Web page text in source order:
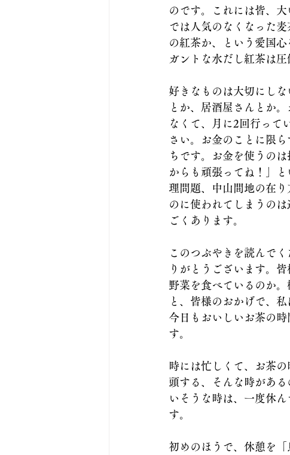
のです。これには皆、
では人気のなくなった
の紅茶か、という愛国
ガントな水だし紅茶は圧
好きなものは大切にし
とか、居酒屋さんとか
なくて、月に2回行って
さい。お金のことに限
ちです。お金を使うの
からも頑張ってね！」
理問題、中山間地の在
のに使われてしまうの
ごくあります。
このつぶやきを読んで
りがとうございます。
野菜を食べているのか
と、皆様のおかげで、
今日もおいしいお茶の
す。
時には忙しくて、お茶
頭する、そんな時があ
いそうな時は、一度休
す。
初めのほうで、休憩を